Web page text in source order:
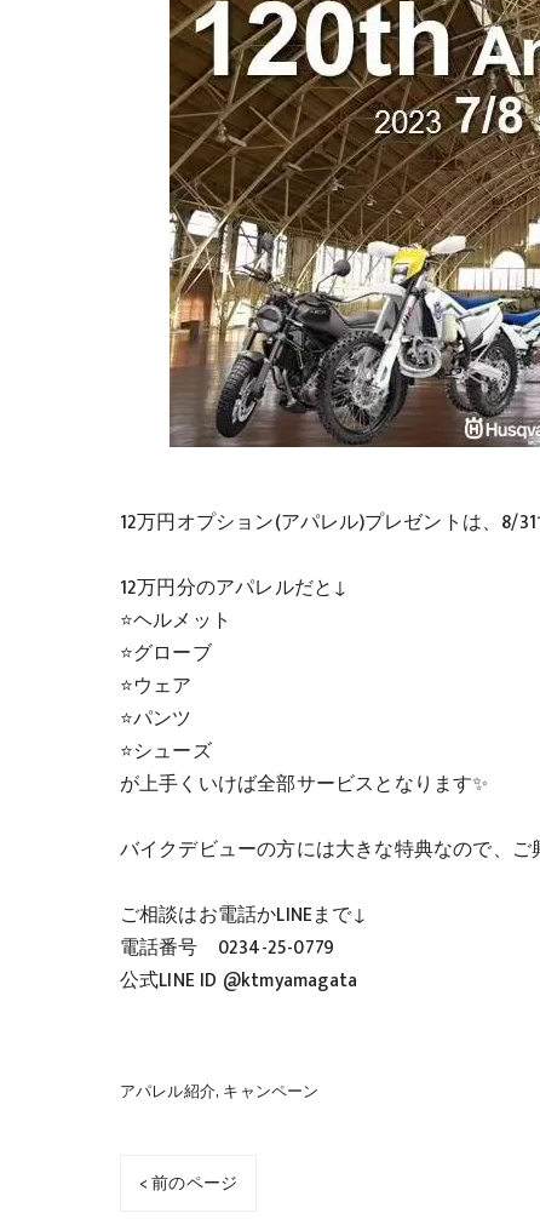
12万円オプション(アパレル)プレゼントは、8/
12万円分のアパレルだと↓
⭐️ヘルメット
⭐️グローブ
⭐️ウェア
⭐️パンツ
⭐️シューズ
が上手くいけば全部サービスとなります✨
バイクデビューの方には大きな特典なので、
ご相談はお電話かLINEまで↓
電話番号 0234-25-0779
公式LINE ID @ktmyamagata
アパレル紹介 キャンペーン
< 前のページ